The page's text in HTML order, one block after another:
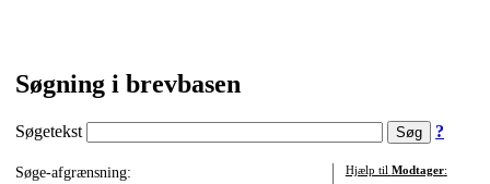
Søgning i brevbasen
Søgetekst ?
Søge-afgrænsning:
Hjælp til Modtager: